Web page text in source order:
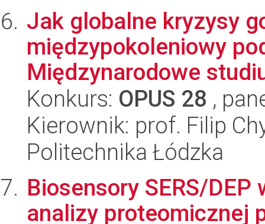
Jak globalne kryzysy
międzypokoleniowy
Międzynarodowe
Konkurs: OPUS 28 ,
Kierownik: prof. Filip
Politechnika Łódzka
Biosensory SERS/
analizy proteomicznej